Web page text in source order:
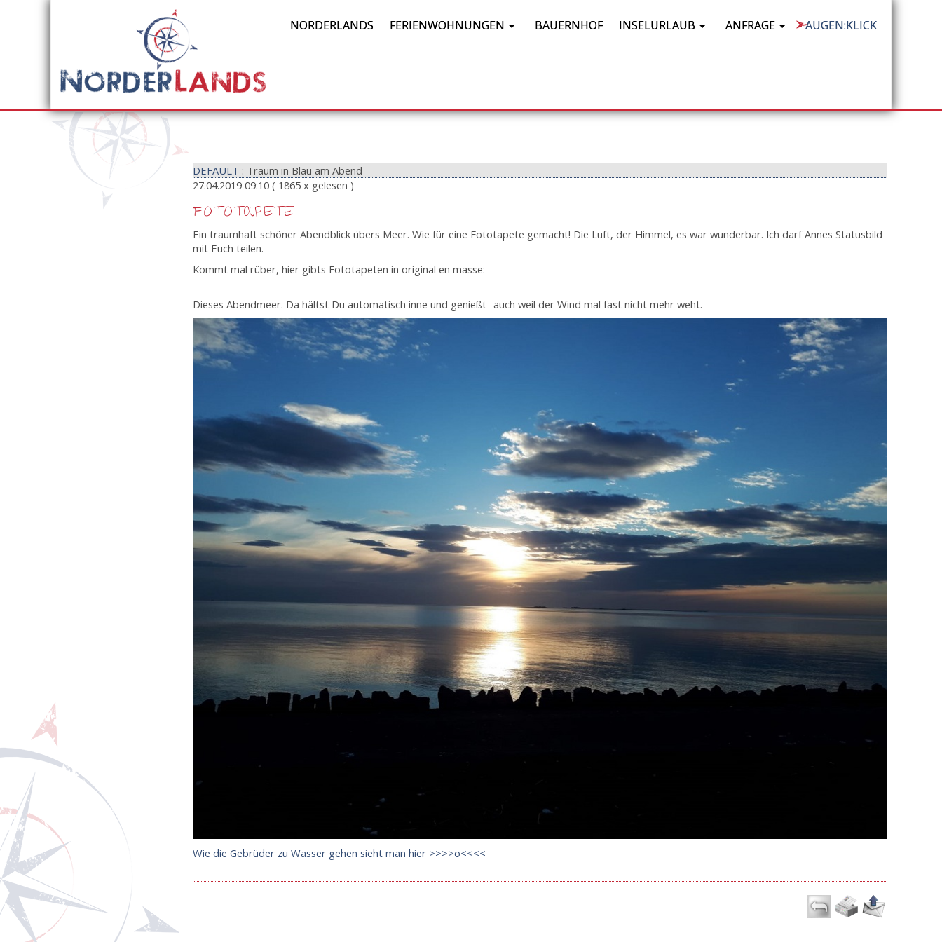
NORDERLANDS FERIENWOHNUNGEN BAUERNHOF INSELURLAUB ANFRAGE AUGEN:KLICK
DEFAULT : Traum in Blau am Abend
27.04.2019 09:10 ( 1865 x gelesen )
FOTOTAPETE
Ein traumhaft schöner Abendblick übers Meer. Wie für eine Fototapete gemacht! Die Luft, der Himmel, es war wunderbar. Ich darf Annes Statusbild
mit Euch teilen.
Kommt mal rüber, hier gibts Fototapeten in original en masse:
Dieses Abendmeer. Da hältst Du automatisch inne und genießt- auch weil der Wind mal fast nicht mehr weht.
Wie die Gebrüder zu Wasser gehen sieht man hier >>>>o<<<<